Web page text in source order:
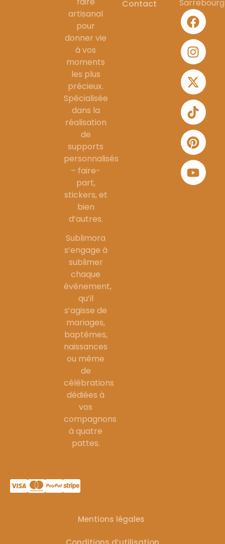
artisanal
pour
donner vie
à vos
moments
les plus
précieux.
Spécialisée
dans la
réalisation
de
supports
personnalisés
– faire-
part,
stickers, et
bien
d’autres.
Sublimora
s’engage à
sublimer
chaque
événement,
qu’il
s’agisse de
mariages,
baptêmes,
naissances
ou même
de
célébrations
dédiées à
vos
compagnons
à quatre
pattes.
Contact
Sarrebourg
Mentions légales